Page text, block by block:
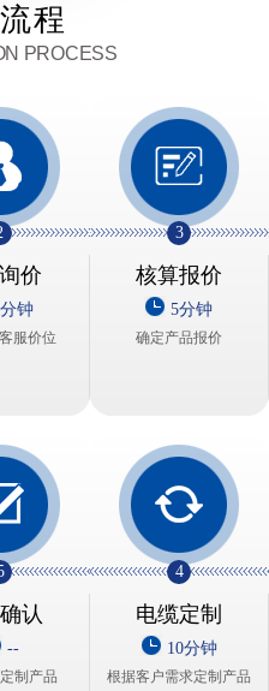
程
PROCESS
价
钟
服价位
3
核算报价
5分钟
确定产品报价
4
电缆定制
10分钟
根据客户需求定制产品
认
--
制产品